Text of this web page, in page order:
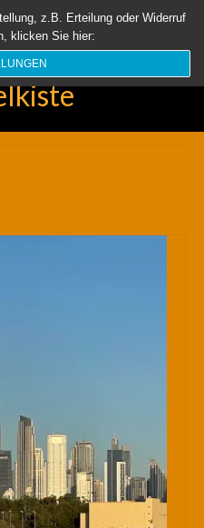
Unsere Rappelkiste Länder
z.B. Erteilung oder Widerruf
klicken Sie hier: